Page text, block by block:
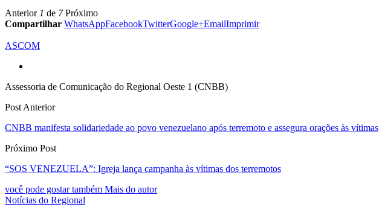
Anterior 1 de 7 Próximo
Compartilhar WhatsAppFacebookTwitterGoogle+EmailImprimir
ASCOM
Assessoria de Comunicação do Regional Oeste 1 (CNBB)
Post Anterior
CNBB manifesta solidariedade ao povo venezuelano após terremoto e assegura orações às vítimas
Próximo Post
“SOS VENEZUELA”: Igreja lança campanha às vítimas dos terremotos
você pode gostar também Mais do autor
Notícias do Regional